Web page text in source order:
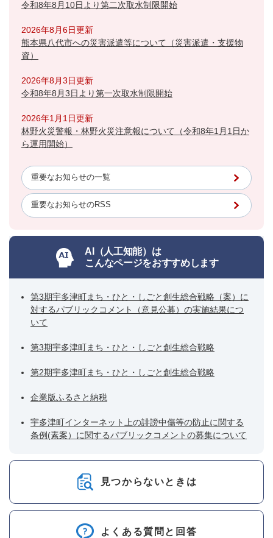
令和8年8月10日より第二次取水制限開始
2026年8月6日更新
熊本県八代市への災害派遣等について（災害派遣・支援物
資）
2026年8月3日更新
令和8年8月3日より第一次取水制限開始
2026年1月1日更新
林野火災警報・林野火災注意報について（令和8年1月1日か
ら運用開始）
重要なお知らせの一覧
重要なお知らせのRSS
AI（人工知能）は
こんなページをおすすめします
第3期宇多津町まち・ひと・しごと創生総合戦略（案）に
対するパブリックコメント（意見公募）の実施結果につ
いて
第3期宇多津町まち・ひと・しごと創生総合戦略
第2期宇多津町まち・ひと・しごと創生総合戦略
企業版ふるさと納税
宇多津町インターネット上の誹謗中傷等の防止に関する
条例(素案）に関するパブリックコメントの募集について
見つからないときは
よくある質問と回答